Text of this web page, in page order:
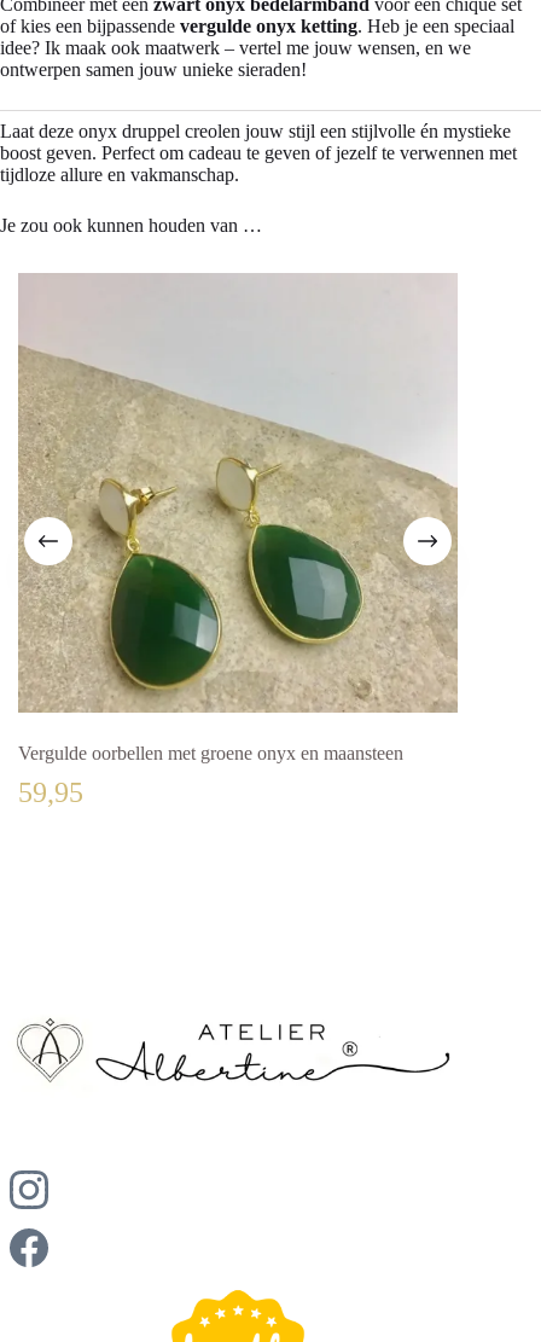
of kies een bijpassende vergulde onyx ketting. Heb je een speciaal
idee? Ik maak ook maatwerk – vertel me jouw wensen, en we
ontwerpen samen jouw unieke sieraden!
Laat deze onyx druppel creolen jouw stijl een stijlvolle én mystieke
boost geven. Perfect om cadeau te geven of jezelf te verwennen met
tijdloze allure en vakmanschap.
Je zou ook kunnen houden van …
Vergulde oorbellen met groene onyx en maansteen
59,95